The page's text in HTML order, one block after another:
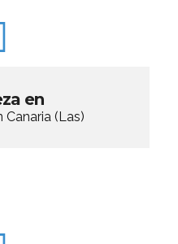
en
Canaria (Las)